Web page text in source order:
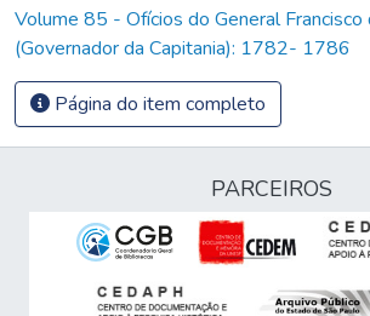
Volume 85 - Ofícios do General Francisco
(Governador da Capitania): 1782- 1786
Página do item completo
PARCEIROS